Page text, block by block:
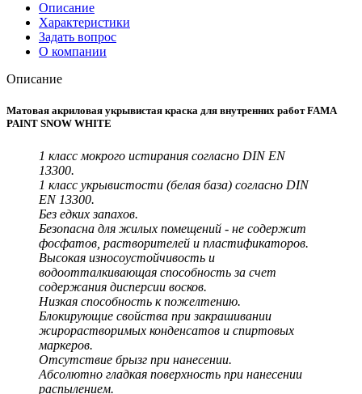
Описание
Характеристики
Задать вопрос
О компании
Описание
Матовая акриловая укрывистая краска для внутренних работ FAMA
PAINT SNOW WHITE
1 класс мокрого истирания согласно DIN EN
13300.
1 класс укрывистости (белая база) согласно DIN
EN 13300.
Без едких запахов.
Безопасна для жилых помещений - не содержит
фосфатов, растворителей и пластификаторов.
Высокая износоустойчивость и
водоотталкивающая способность за счет
содержания дисперсии восков.
Низкая способность к пожелтению.
Блокирующие свойства при закрашивании
жирорастворимых конденсатов и спиртовых
маркеров.
Отсутствие брызг при нанесении.
Абсолютно гладкая поверхность при нанесении
распылением.